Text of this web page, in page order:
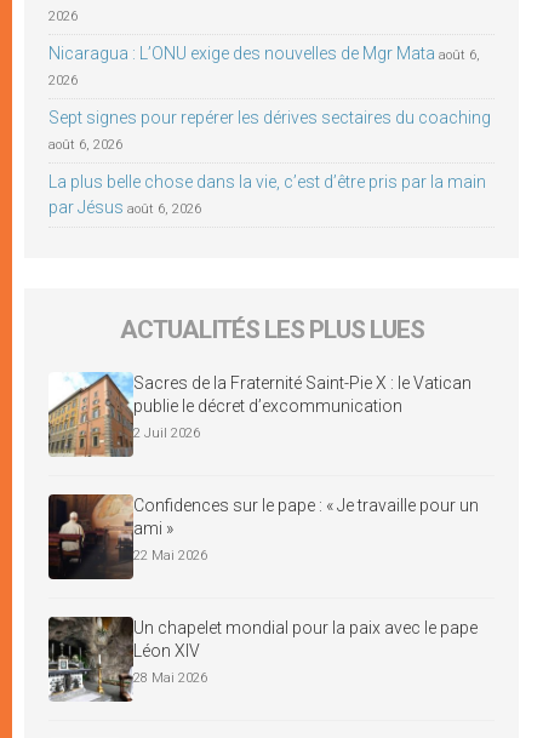
2026
Nicaragua : L’ONU exige des nouvelles de Mgr Mata août 6,
2026
Sept signes pour repérer les dérives sectaires du coaching
août 6, 2026
La plus belle chose dans la vie, c’est d’être pris par la main
par Jésus août 6, 2026
ACTUALITÉS LES PLUS LUES
Sacres de la Fraternité Saint-Pie X : le Vatican
publie le décret d’excommunication
2 Juil 2026
Confidences sur le pape : « Je travaille pour un
ami »
22 Mai 2026
Un chapelet mondial pour la paix avec le pape
Léon XIV
28 Mai 2026